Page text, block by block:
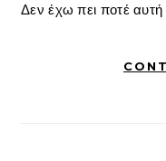
Δεν έχω πει ποτέ